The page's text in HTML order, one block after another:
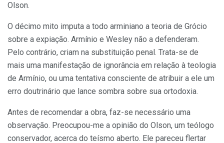
Olson.
O décimo mito imputa a todo arminiano a teoria de Grócio
sobre a expiação. Armínio e Wesley não a defenderam.
Pelo contrário, criam na substituição penal. Trata-se de
mais uma manifestação de ignorância em relação à teologia
de Armínio, ou uma tentativa consciente de atribuir a ele um
erro doutrinário que lance sombra sobre sua ortodoxia.
Antes de recomendar a obra, faz-se necessário uma
observação. Preocupou-me a opinião do Olson, um teólogo
conservador, acerca do teísmo aberto. Ele pareceu flertar